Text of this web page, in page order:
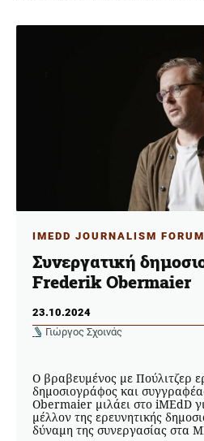
IMEDD JOURNALISM FORUM
Συνεργατική
Frederik Obermaier
23.10.2024
Γιώργος Σχοινάς
Ο βραβευμένος με Πούλιτζερ
δημοσιογράφος και
Obermaier μιλάει στο iMEdD
μέλλον της ερευνητικής
δύναμη της συνεργασίας στα